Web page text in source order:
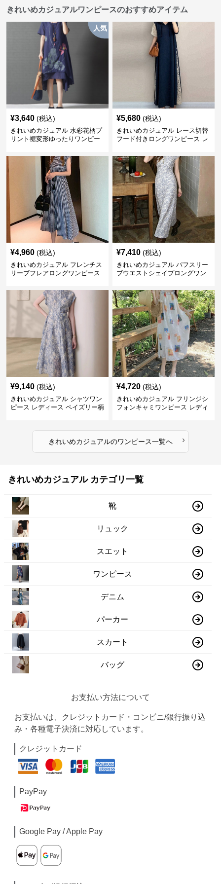
きれいめカジュアルワンピースのおすすめアイテム
人気
¥3,640 (税込)
きれいめカジュアル 水彩花柄プ
リント裾変形ゆったりワンピー
¥5,680 (税込)
きれいめカジュアル レース切替
フード付きロングワンピース レ
大人ナチュラル 夏コーデ
¥4,960 (税込)
きれいめカジュアル フレンチス
リーブフレアロングワンピース
人ナチュラル ゆったり大きいサ
イズ 夏ワンピ
¥7,410 (税込)
きれいめカジュアル パフスリー
ブウエストシェイプロングワン
ブルー花柄 レトロ夏ワンピ
¥9,140 (税込)
きれいめカジュアル シャツワン
ピース レディース ペイズリー柄
¥4,720 (税込)
きれいめカジュアル フリンジシ
フォンキャミワンピース レディ
きれいめカジュアルのワンピース一覧へ ›
きれいめカジュアル カテゴリ一覧
靴
リュック
スエット
ワンピース
デニム
パーカー
スカート
バッグ
お支払い方法について
お支払いは、クレジットカード・コンビニ/銀行振り込
み・各種電子決済に対応しています。
クレジットカード
PayPay
Google Pay / Apple Pay